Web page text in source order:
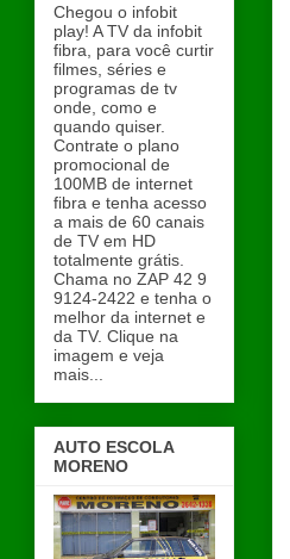
Chegou o infobit
play! A TV da infobit
fibra, para você curtir
filmes, séries e
programas de tv
onde, como e
quando quiser.
Contrate o plano
promocional de
100MB de internet
fibra e tenha acesso
a mais de 60 canais
de TV em HD
totalmente grátis.
Chama no ZAP 42 9
9124-2422 e tenha o
melhor da internet e
da TV. Clique na
imagem e veja
mais...
AUTO ESCOLA
MORENO